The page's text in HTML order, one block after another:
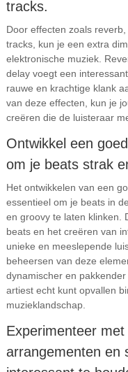
tracks.
Door effecten zoals
tracks, kun je een extra
elektronische muziek.
delay voegt een
rauwe en krachtige klank
van deze effecten, kun je
creëren die de luisteraar
Ontwikkel een
om je beats strak
Het ontwikkelen van een
essentieel om je beats in
en groovy te laten klinken.
beats en het creëren van
unieke en meeslepende
beheersen van deze
dynamischer en
artiest echt kunt opvallen
muzieklandschap.
Experimenteer
arrangementen en